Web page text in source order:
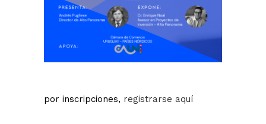
por inscripciones, registrarse aquí